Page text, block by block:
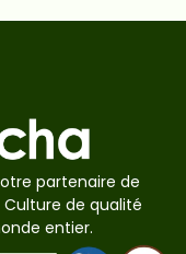
partenaire de
de qualité
entier.